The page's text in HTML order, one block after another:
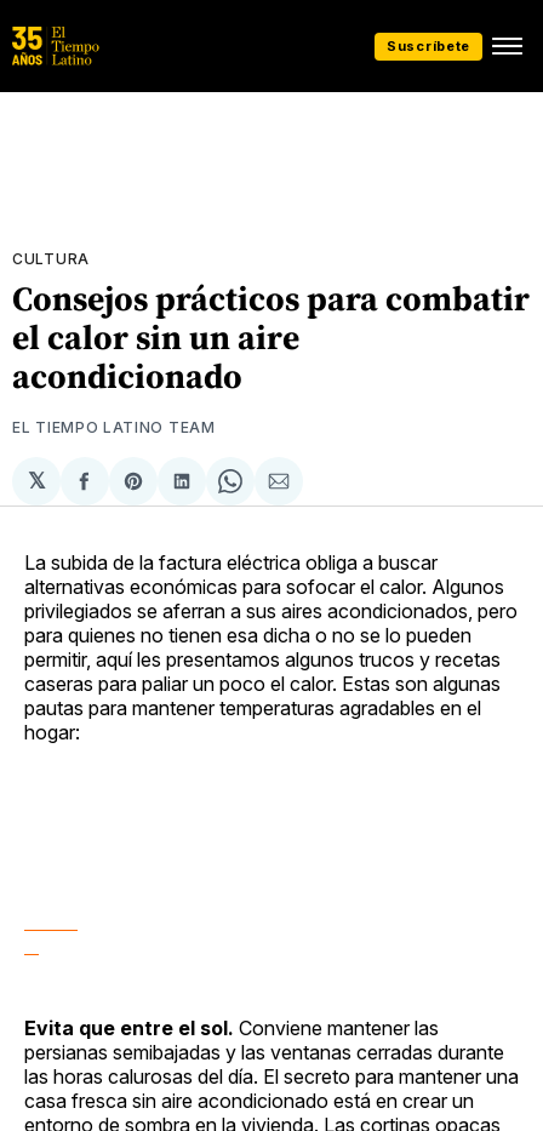
Suscríbete
CULTURA
Consejos prácticos para combatir
el calor sin un aire
acondicionado
EL TIEMPO LATINO TEAM
𝕏
Compartir
en
Share
on
Compartir
en
Share
on
Compartir
via
La subida de la factura eléctrica obliga a buscar
alternativas económicas para sofocar el calor. Algunos
privilegiados se aferran a sus aires acondicionados, pero
para quienes no tienen esa dicha o no se lo pueden
permitir, aquí les presentamos algunos trucos y recetas
caseras para paliar un poco el calor. Estas son algunas
pautas para mantener temperaturas agradables en el
hogar:
Evita que entre el sol. Conviene mantener las
persianas semibajadas y las ventanas cerradas durante
las horas calurosas del día. El secreto para mantener una
casa fresca sin aire acondicionado está en crear un
entorno de sombra en la vivienda. Las cortinas opacas